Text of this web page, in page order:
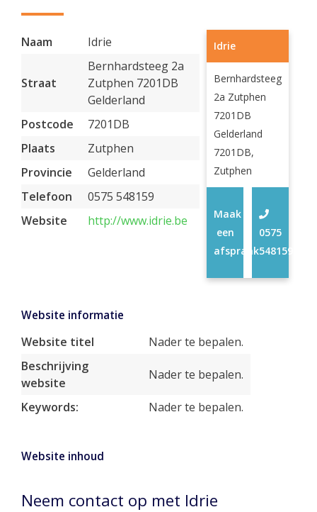
Naam Idrie
Straat
Bernhardsteeg 2a
Zutphen 7201DB
Gelderland
Postcode
7201DB
Plaats
Zutphen
Provincie
Gelderland
Telefoon
0575 548159
Website
http://www.idrie.be
Idrie
Bernhardsteeg
2a Zutphen
7201DB
Gelderland
7201DB,
Zutphen
0575
548159
Maak
een
afspraak
Website informatie
Website titel
Nader te bepalen.
Beschrijving
website
Nader te bepalen.
Keywords: Nader te bepalen.
Website inhoud
Neem contact op met Idrie